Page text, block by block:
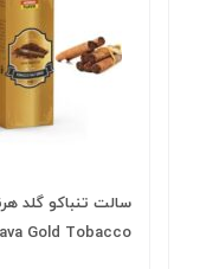
Gold Tobacco